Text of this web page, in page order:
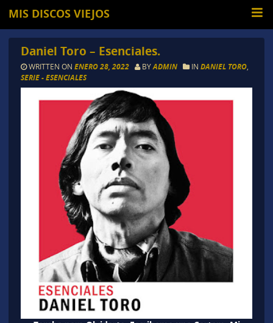
MIS DISCOS VIEJOS
Daniel Toro – Esenciales.
WRITTEN ON ENERO 28, 2022 BYADMIN IN DANIEL TORO,
SERIE - ESENCIALES